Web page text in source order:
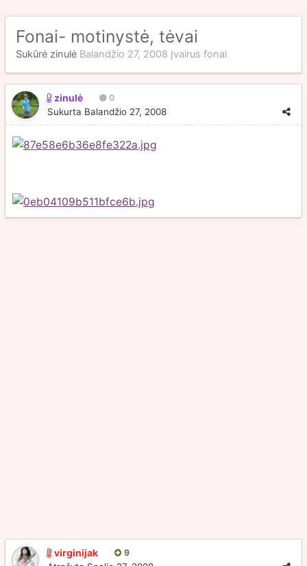
Fonai- motinystė, tėvai
Sukūrė zinulė Balandžio 27, 2008 Įvairus fonai
zinulė 0
Sukurta Balandžio 27, 2008
virginijak 9